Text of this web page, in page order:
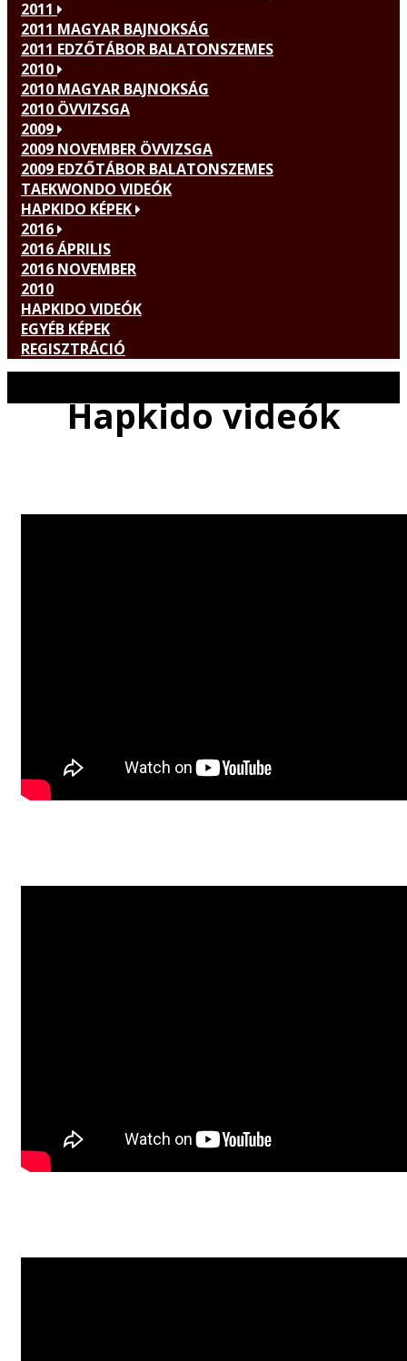
2011
2011 MAGYAR BAJNOKSÁG
2011 EDZŐTÁBOR BALATONSZEMES
2010
2010 MAGYAR BAJNOKSÁG
2010 ÖVVIZSGA
2009
2009 NOVEMBER ÖVVIZSGA
2009 EDZŐTÁBOR BALATONSZEMES
TAEKWONDO VIDEÓK
HAPKIDO KÉPEK
2016
2016 ÁPRILIS
2016 NOVEMBER
2010
HAPKIDO VIDEÓK
EGYÉB KÉPEK
REGISZTRÁCIÓ
Hapkido videók